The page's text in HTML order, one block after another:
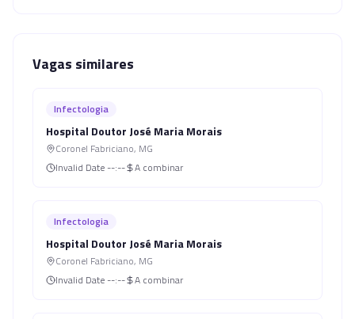
Vagas similares
Infectologia
Hospital Doutor José Maria Morais
Coronel Fabriciano, MG
Invalid Date --:-- A combinar
Infectologia
Hospital Doutor José Maria Morais
Coronel Fabriciano, MG
Invalid Date --:-- A combinar